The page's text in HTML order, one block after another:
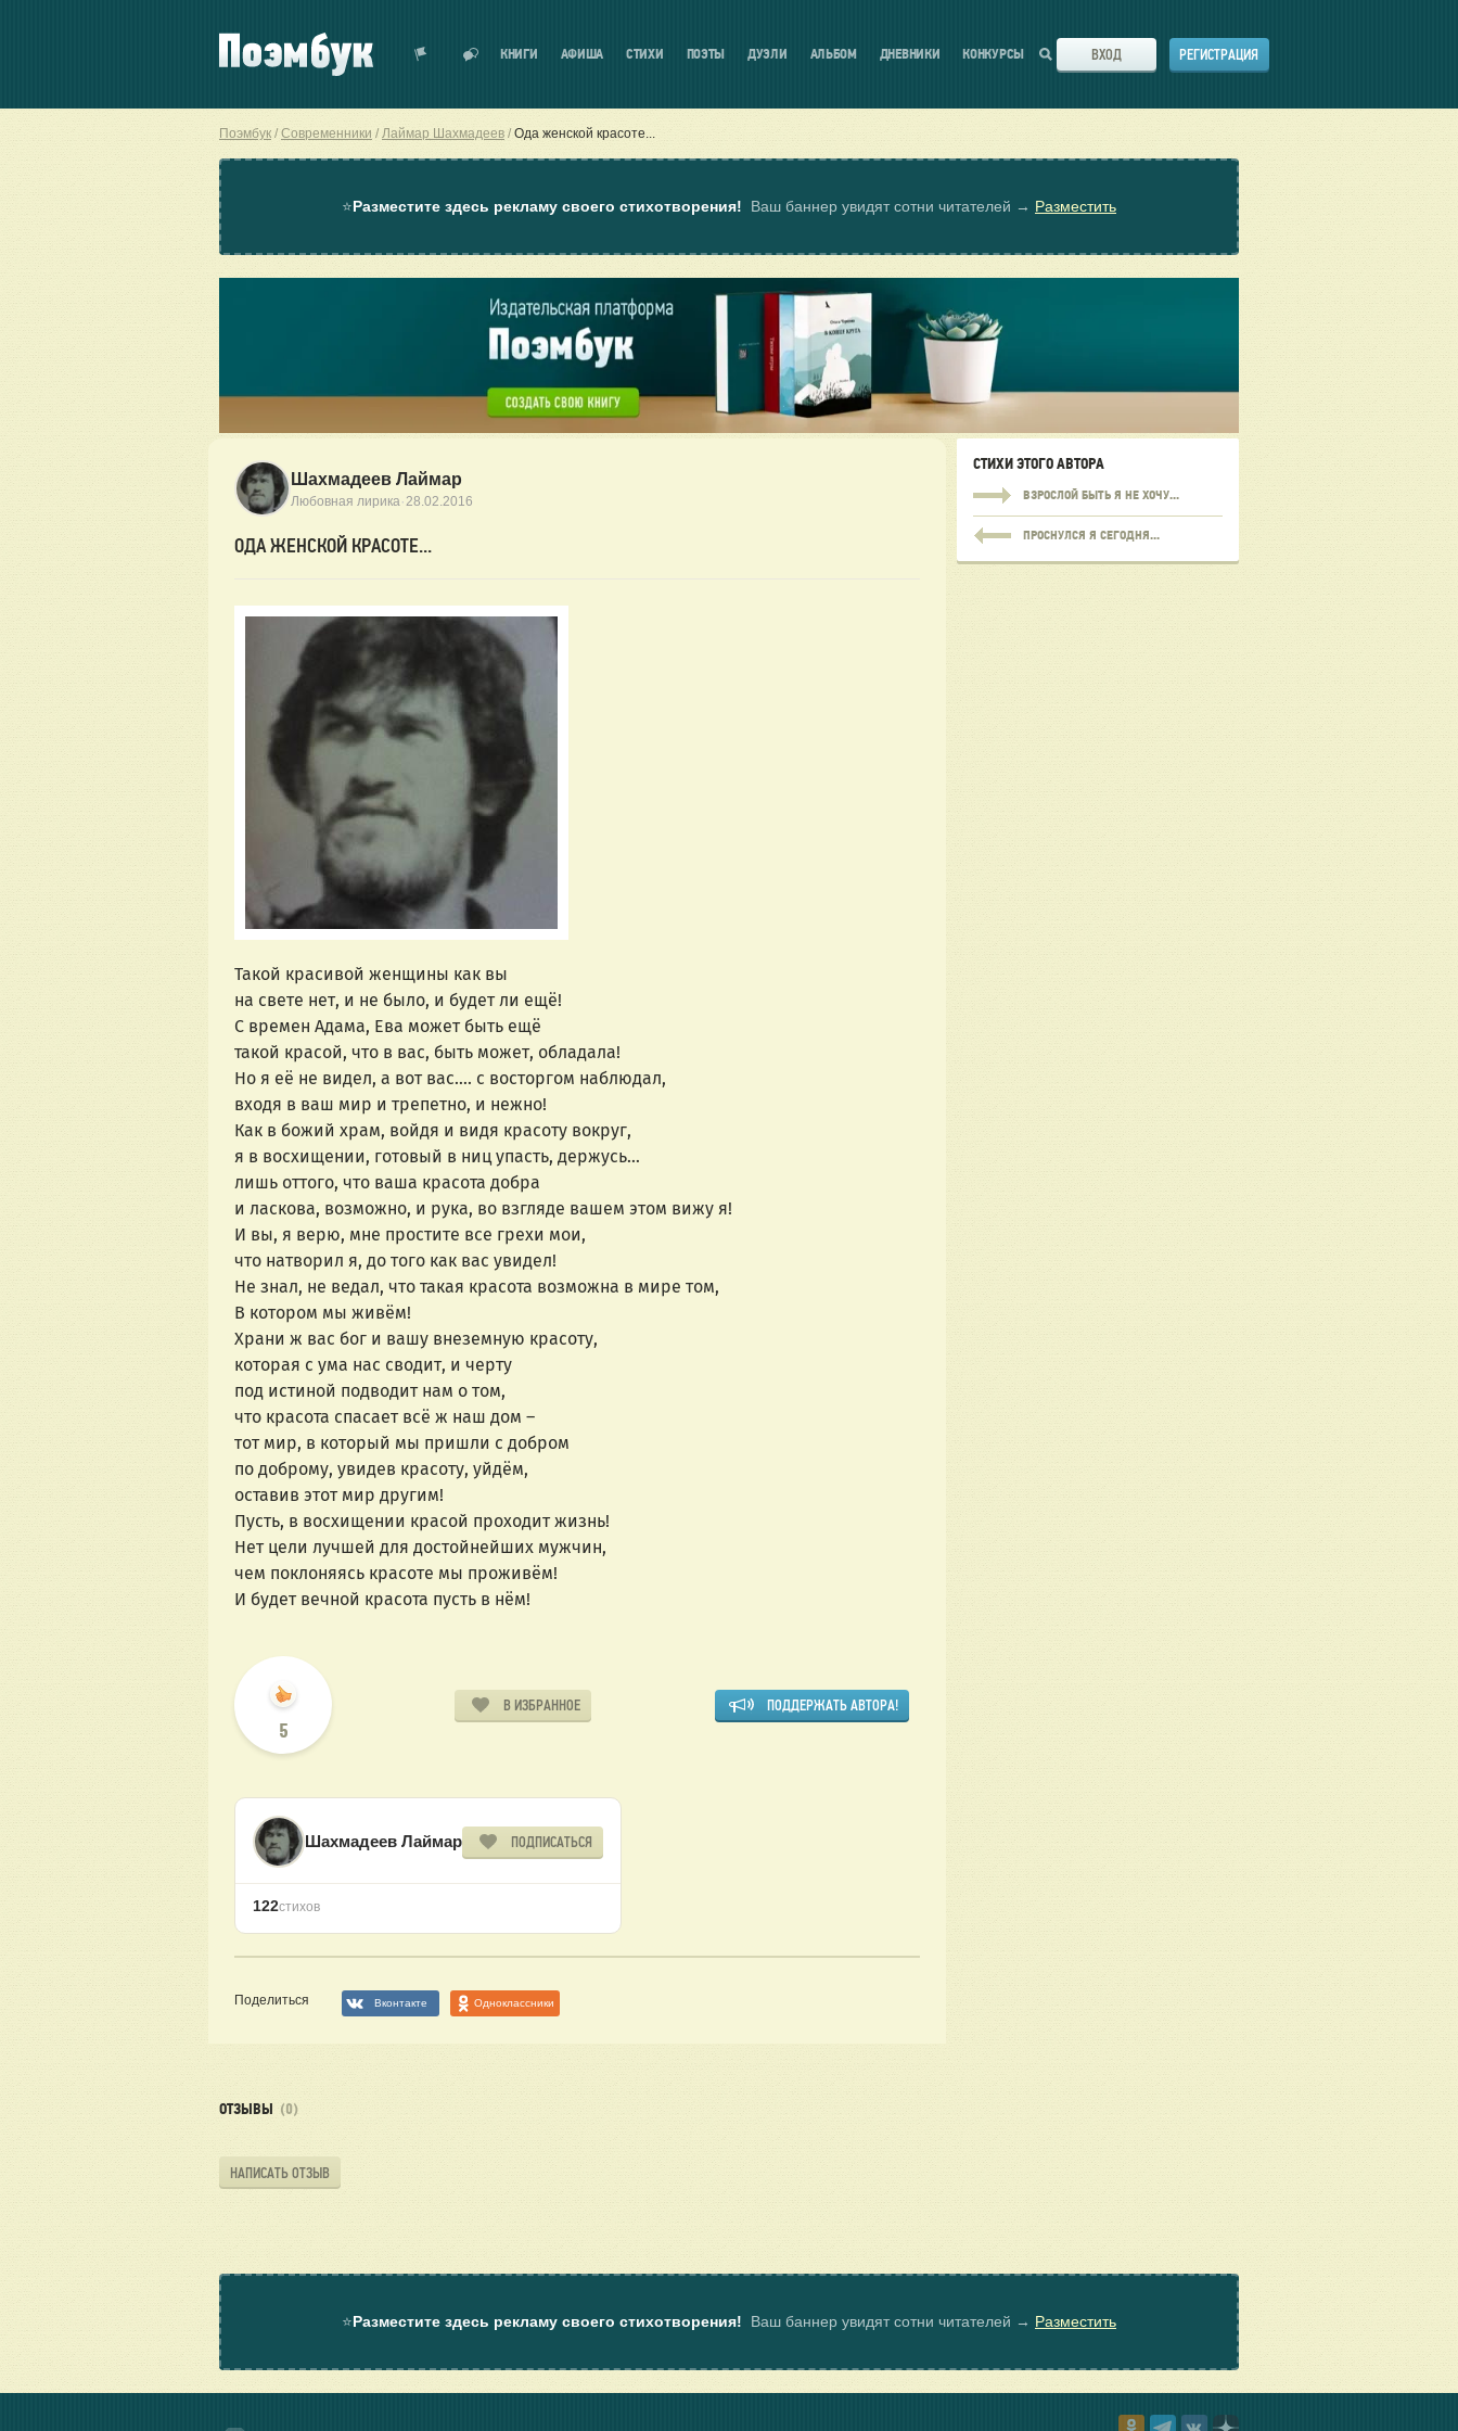
КНИГИ АФИША СТИХИ ПОЭТЫ ДУЭЛИ АЛЬБОМ ДНЕВНИКИ КОНКУРСЫ ВХОД РЕГИСТРАЦИЯ
Поэмбук Современники Лаймар Шахмадеев Ода женской красоте...
⭐Разместите здесь рекламу своего стихотворения! Ваш баннер увидят сотни читателей → Разместить
Шахмадеев Лаймар
Любовная лирика·28.02.2016
ОДА ЖЕНСКОЙ КРАСОТЕ...
Такой красивой женщины как вы
на свете нет, и не было, и будет ли ещё!
С времен Адама, Ева может быть ещё
такой красой, что в вас, быть может, обладала!
Но я её не видел, а вот вас…. с восторгом наблюдал,
входя в ваш мир и трепетно, и нежно!
Как в божий храм, войдя и видя красоту вокруг,
я в восхищении, готовый в ниц упасть, держусь…
лишь оттого, что ваша красота добра
и ласкова, возможно, и рука, во взгляде вашем этом вижу я!
И вы, я верю, мне простите все грехи мои,
что натворил я, до того как вас увидел!
Не знал, не ведал, что такая красота возможна в мире том,
В котором мы живём!
Храни ж вас бог и вашу внеземную красоту,
которая с ума нас сводит, и черту
под истиной подводит нам о том,
что красота спасает всё ж наш дом –
тот мир, в который мы пришли с добром
по доброму, увидев красоту, уйдём,
оставив этот мир другим!
Пусть, в восхищении красой проходит жизнь!
Нет цели лучшей для достойнейших мужчин,
чем поклоняясь красоте мы проживём!
И будет вечной красота пусть в нём!
5
В ИЗБРАННОЕ ПОДДЕРЖАТЬ АВТОРА!
Шахмадеев Лаймар ПОДПИСАТЬСЯ
122стихов
Поделиться Вконтакте Одноклассники
СТИХИ ЭТОГО АВТОРА
ВЗРОСЛОЙ БЫТЬ Я НЕ ХОЧУ...
ПРОСНУЛСЯ Я СЕГОДНЯ...
ОТЗЫВЫ (0)
НАПИСАТЬ ОТЗЫВ
⭐Разместите здесь рекламу своего стихотворения! Ваш баннер увидят сотни читателей → Разместить